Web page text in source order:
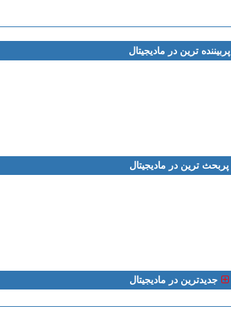
پربیننده ترین در مادیجیتال
پربحث ترین در مادیجیتال
جدیدترین در مادیجیتال